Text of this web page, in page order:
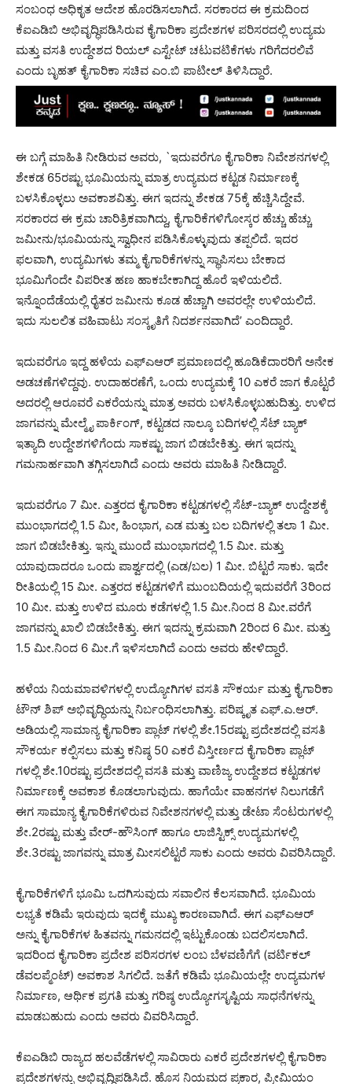
ಸಂಬಂಧ ಅಧಿಕೃತ ಆದೇಶ ಹೊರಡಿಸಲಾಗಿದೆ. ಸರಕಾರದ ಈ ಕ್ರಮದಿಂದ
ಕೆಐಎಡಿಬಿ ಅಭಿವೃದ್ಧಿಪಡಿಸಿರುವ ಕೈಗಾರಿಕಾ ಪ್ರದೇಶಗಳ ಪರಿಸರದಲ್ಲಿ ಉದ್ಯಮ
ಮತ್ತು ವಸತಿ ಉದ್ದೇಶದ ರಿಯಲ್ ಎಸ್ಟೇಟ್ ಚಟುವಟಿಕೆಗಳು ಗರಿಗೆದರಲಿವೆ
ಎಂದು ಬೃಹತ್ ಕೈಗಾರಿಕಾ ಸಚಿವ ಎಂ.ಬಿ ಪಾಟೀಲ್ ತಿಳಿಸಿದ್ದಾರೆ.
ಈ ಬಗ್ಗೆ ಮಾಹಿತಿ ನೀಡಿರುವ ಅವರು, `ಇದುವರೆಗೂ ಕೈಗಾರಿಕಾ ನಿವೇಶನಗಳಲ್ಲಿ
ಶೇಕಡ 65ರಷ್ಟು ಭೂಮಿಯನ್ನು ಮಾತ್ರ ಉದ್ಯಮದ ಕಟ್ಟಡ ನಿರ್ಮಾಣಕ್ಕೆ
ಬಳಸಿಕೊಳ್ಳಲು ಅವಕಾಶವಿತ್ತು. ಈಗ ಇದನ್ನು ಶೇಕಡ 75ಕ್ಕೆ ಹೆಚ್ಚಿಸಿದ್ದೇವೆ.
ಸರಕಾರದ ಈ ಕ್ರಮ ಚಾರಿತ್ರಿಕವಾಗಿದ್ದು, ಕೈಗಾರಿಕೆಗಳಿಗೋಸ್ಕರ ಹೆಚ್ಚು ಹೆಚ್ಚು
ಜಮೀನು/ಭೂಮಿಯನ್ನು ಸ್ವಾಧೀನ ಪಡಿಸಿಕೊಳ್ಳುವುದು ತಪ್ಪಲಿದೆ. ಇದರ
ಫಲವಾಗಿ, ಉದ್ಯಮಿಗಳು ತಮ್ಮ ಕೈಗಾರಿಕೆಗಳನ್ನು ಸ್ಥಾಪಿಸಲು ಬೇಕಾದ
ಭೂಮಿಗೆಂದೇ ವಿಪರೀತ ಹಣ ಹಾಕಬೇಕಾಗಿದ್ದ ಹೊರೆ ಇಳಿಯಲಿದೆ.
ಇನ್ನೊಂದೆಡೆಯಲ್ಲಿ ರೈತರ ಜಮೀನು ಕೂಡ ಹೆಚ್ಚಾಗಿ ಅವರಲ್ಲೇ ಉಳಿಯಲಿದೆ.
ಇದು ಸುಲಲಿತ ವಹಿವಾಟು ಸಂಸ್ಕೃತಿಗೆ ನಿದರ್ಶನವಾಗಿದೆ’ ಎಂದಿದ್ದಾರೆ.
ಇದುವರೆಗೂ ಇದ್ದ ಹಳೆಯ ಎಫ್ಎಆರ್ ಪ್ರಮಾಣದಲ್ಲಿ ಹೂಡಿಕೆದಾರರಿಗೆ ಅನೇಕ
ಅಡಚಣೆಗಳಿದ್ದವು. ಉದಾಹರಣೆಗೆ, ಒಂದು ಉದ್ಯಮಕ್ಕೆ 10 ಎಕರೆ ಜಾಗ ಕೊಟ್ಟರೆ
ಅದರಲ್ಲಿ ಆರೂವರೆ ಎಕರೆಯನ್ನು ಮಾತ್ರ ಅವರು ಬಳಸಿಕೊಳ್ಳಬಹುದಿತ್ತು. ಉಳಿದ
ಜಾಗವನ್ನು ಮೇಲ್ಮೈ ಪಾರ್ಕಿಂಗ್, ಕಟ್ಟಡದ ನಾಲ್ಕೂ ಬದಿಗಳಲ್ಲಿ ಸೆಟ್ ಬ್ಯಾಕ್
ಇತ್ಯಾದಿ ಉದ್ದೇಶಗಳಿಗೆಂದು ಸಾಕಷ್ಟು ಜಾಗ ಬಿಡಬೇಕಿತ್ತು. ಈಗ ಇದನ್ನು
ಗಮನಾರ್ಹವಾಗಿ ತಗ್ಗಿಸಲಾಗಿದೆ ಎಂದು ಅವರು ಮಾಹಿತಿ ನೀಡಿದ್ದಾರೆ.
ಇದುವರೆಗೂ 7 ಮೀ. ಎತ್ತರದ ಕೈಗಾರಿಕಾ ಕಟ್ಟಡಗಳಲ್ಲಿ ಸೆಟ್-ಬ್ಯಾಕ್ ಉದ್ದೇಶಕ್ಕೆ
ಮುಂಭಾಗದಲ್ಲಿ 1.5 ಮೀ, ಹಿಂಭಾಗ, ಎಡ ಮತ್ತು ಬಲ ಬದಿಗಳಲ್ಲಿ ತಲಾ 1 ಮೀ.
ಜಾಗ ಬಿಡಬೇಕಿತ್ತು. ಇನ್ನು ಮುಂದೆ ಮುಂಭಾಗದಲ್ಲಿ 1.5 ಮೀ. ಮತ್ತು
ಯಾವುದಾದರೂ ಒಂದು ಪಾರ್ಶ್ವದಲ್ಲಿ (ಎಡ/ಬಲ) 1 ಮೀ. ಬಿಟ್ಟರೆ ಸಾಕು. ಇದೇ
ರೀತಿಯಲ್ಲಿ 15 ಮೀ. ಎತ್ತರದ ಕಟ್ಟಡಗಳಿಗೆ ಮುಂಬದಿಯಲ್ಲಿ ಇದುವರೆಗೆ 3ರಿಂದ
10 ಮೀ. ಮತ್ತು ಉಳಿದ ಮೂರು ಕಡೆಗಳಲ್ಲಿ 1.5 ಮೀ.ನಿಂದ 8 ಮೀ.ವರೆಗೆ
ಜಾಗವನ್ನು ಖಾಲಿ ಬಿಡಬೇಕಿತ್ತು. ಈಗ ಇದನ್ನು ಕ್ರಮವಾಗಿ 2ರಿಂದ 6 ಮೀ. ಮತ್ತು
1.5 ಮೀ.ನಿಂದ 6 ಮೀ.ಗೆ ಇಳಿಸಲಾಗಿದೆ ಎಂದು ಅವರು ಹೇಳಿದ್ದಾರೆ.
ಹಳೆಯ ನಿಯಮಾವಳಿಗಳಲ್ಲಿ ಉದ್ಯೋಗಿಗಳ ವಸತಿ ಸೌಕರ್ಯ ಮತ್ತು ಕೈಗಾರಿಕಾ
ಟೌನ್ ಶಿಪ್ ಅಭಿವೃದ್ಧಿಯನ್ನು ನಿರ್ಬಂಧಿಸಲಾಗಿತ್ತು. ಪರಿಷ್ಕೃತ ಎಫ್.ಎ.ಆರ್.
ಅಡಿಯಲ್ಲಿ ಸಾಮಾನ್ಯ ಕೈಗಾರಿಕಾ ಪ್ಲಾಟ್ ಗಳಲ್ಲಿ ಶೇ.15ರಷ್ಟು ಪ್ರದೇಶದಲ್ಲಿ ವಸತಿ
ಸೌಕರ್ಯ ಕಲ್ಪಿಸಲು ಮತ್ತು ಕನಿಷ್ಠ 50 ಎಕರೆ ವಿಸ್ತೀರ್ಣದ ಕೈಗಾರಿಕಾ ಪ್ಲಾಟ್
ಗಳಲ್ಲಿ ಶೇ.10ರಷ್ಟು ಪ್ರದೇಶದಲ್ಲಿ ವಸತಿ ಮತ್ತು ವಾಣಿಜ್ಯ ಉದ್ದೇಶದ ಕಟ್ಟಡಗಳ
ನಿರ್ಮಾಣಕ್ಕೆ ಅವಕಾಶ ಕೊಡಲಾಗುವುದು. ಹಾಗೆಯೇ ವಾಹನಗಳ ನಿಲುಗಡೆಗೆ
ಈಗ ಸಾಮಾನ್ಯ ಕೈಗಾರಿಕೆಗಳಿರುವ ನಿವೇಶನಗಳಲ್ಲಿ ಮತ್ತು ಡೇಟಾ ಸೆಂಟರುಗಳಲ್ಲಿ
ಶೇ.2ರಷ್ಟು ಮತ್ತು ವೇರ್-ಹೌಸಿಂಗ್ ಹಾಗೂ ಲಾಜಿಸ್ಟಿಕ್ಸ್ ಉದ್ಯಮಗಳಲ್ಲಿ
ಶೇ.3ರಷ್ಟು ಜಾಗವನ್ನು ಮಾತ್ರ ಮೀಸಲಿಟ್ಟರೆ ಸಾಕು ಎಂದು ಅವರು ವಿವರಿಸಿದ್ದಾರೆ.
ಕೈಗಾರಿಕೆಗಳಿಗೆ ಭೂಮಿ ಒದಗಿಸುವುದು ಸವಾಲಿನ ಕೆಲಸವಾಗಿದೆ. ಭೂಮಿಯ
ಲಭ್ಯತೆ ಕಡಿಮೆ ಇರುವುದು ಇದಕ್ಕೆ ಮುಖ್ಯ ಕಾರಣವಾಗಿದೆ. ಈಗ ಎಫ್ಎಆರ್
ಅನ್ನು ಕೈಗಾರಿಕೆಗಳ ಹಿತವನ್ನು ಗಮನದಲ್ಲಿ ಇಟ್ಟುಕೊಂಡು ಬದಲಿಸಲಾಗಿದೆ.
ಇದರಿಂದ ಕೈಗಾರಿಕಾ ಪ್ರದೇಶ ಪರಿಸರಗಳ ಲಂಬ ಬೆಳವಣಿಗೆಗೆ (ವರ್ಟಿಕಲ್
ಡೆವಲಪ್ಮೆಂಟ್) ಅವಕಾಶ ಸಿಗಲಿದೆ. ಜತೆಗೆ ಕಡಿಮೆ ಭೂಮಿಯಲ್ಲೇ ಉದ್ಯಮಗಳ
ನಿರ್ಮಾಣ, ಆರ್ಥಿಕ ಪ್ರಗತಿ ಮತ್ತು ಗರಿಷ್ಠ ಉದ್ಯೋಗಸೃಷ್ಟಿಯ ಸಾಧನೆಗಳನ್ನು
ಮಾಡಬಹುದು ಎಂದು ಅವರು ವಿವರಿಸಿದ್ದಾರೆ.
ಕೆಐಎಡಿಬಿ ರಾಜ್ಯದ ಹಲವೆಡೆಗಳಲ್ಲಿ ಸಾವಿರಾರು ಎಕರೆ ಪ್ರದೇಶಗಳಲ್ಲಿ ಕೈಗಾರಿಕಾ
ಪ್ರದೇಶಗಳನ್ನು ಅಭಿವೃದ್ಧಿಪಡಿಸಿದೆ. ಹೊಸ ನಿಯಮದ ಪ್ರಕಾರ, ಪ್ರೀಮಿಯಂ